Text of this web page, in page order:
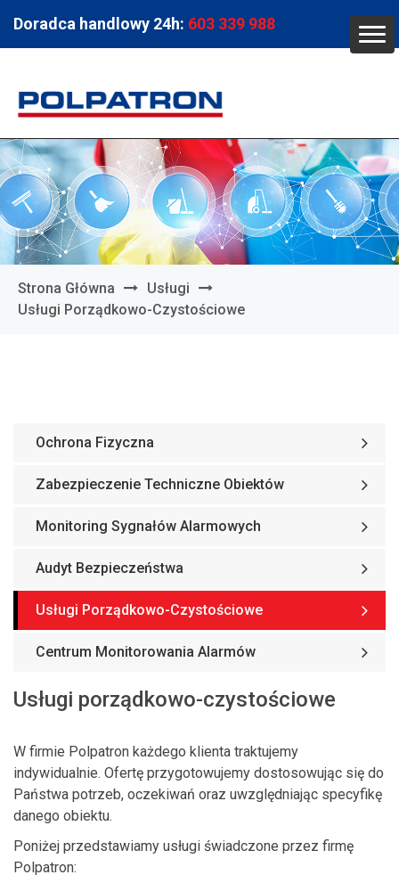
Doradca handlowy 24h: 603 339 988
Strona Główna
Usługi
Usługi Porządkowo-Czystościowe
Ochrona Fizyczna
Zabezpieczenie Techniczne Obiektów
Monitoring Sygnałów Alarmowych
Audyt Bezpieczeństwa
Usługi Porządkowo-Czystościowe
Centrum Monitorowania Alarmów
Usługi porządkowo-czystościowe
W firmie Polpatron każdego klienta traktujemy
indywidualnie. Ofertę przygotowujemy dostosowując się do
Państwa potrzeb, oczekiwań oraz uwzględniając specyfikę
danego obiektu.
Poniżej przedstawiamy usługi świadczone przez firmę
Polpatron: